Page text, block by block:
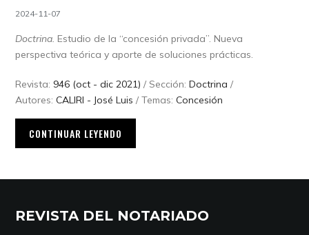
2024-11-07
Doctrina. Estudio de la “concesión privada”. Nueva
perspectiva teórica y aporte de soluciones prácticas.
Revista: 946 (oct - dic 2021) / Sección:Doctrina /
Autores:CALIRI - José Luis / Temas:Concesión
CONTINUAR LEYENDO
REVISTA DEL NOTARIADO